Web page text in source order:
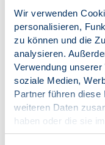
Wir verwenden
personalisieren,
zu können und die
analysieren.
Verwendung
soziale Medien,
Partner führen
weiteren Daten
haben oder die sie
gesammelt haben.
des BDP einen
welcher unter der
vorhandener
weiterer
Werbespots, Schutz
schulischer Hilfen,
ambulanter